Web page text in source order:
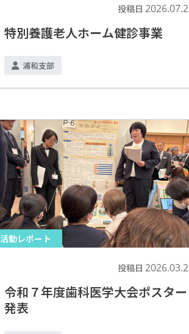
投稿日
特別養護老人ホーム健診事業
浦和支部
活動レポート
投稿日
令和７年度歯科医学大会ポスター
発表